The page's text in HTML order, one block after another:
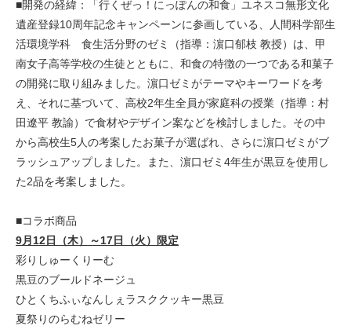
■開発の経緯：「行くぜっ！にっぽんの和食」ユネスコ無形文化
遺産登録10周年記念キャンペーンに参画している、人間科学部生
活環境学科 食生活分野のゼミ（指導：濵口郁枝 教授）は、甲
南女子高等学校の生徒とともに、和食の特徴の一つである和菓子
の開発に取り組みました。濵口ゼミがテーマやキーワードを考
え、それに基づいて、高校2年生全員が家庭科の授業（指導：村
田遼平 教諭）で食材やデザイン案などを検討しました。その中
から高校生5人の考案したお菓子が選ばれ、さらに濵口ゼミがブ
ラッシュアップしました。また、濵口ゼミ4年生が黒豆を使用し
た2品を考案しました。
■コラボ商品
9月12日（木）～17日（火）限定
彩りしゅーくりーむ
黒豆のブールドネージュ
ひとくちふぃなんしぇラスククッキー黒豆
夏祭りのらむねゼリー